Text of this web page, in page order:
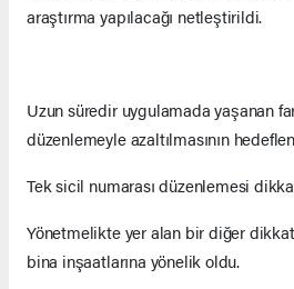
araştırma yapılacağı netleştirildi.
Uzun süredir uygulamada yaşanan
düzenlemeyle azaltılmasının
Tek sicil numarası düzenlemesi
Yönetmelikte yer alan bir diğer
bina inşaatlarına yönelik oldu.